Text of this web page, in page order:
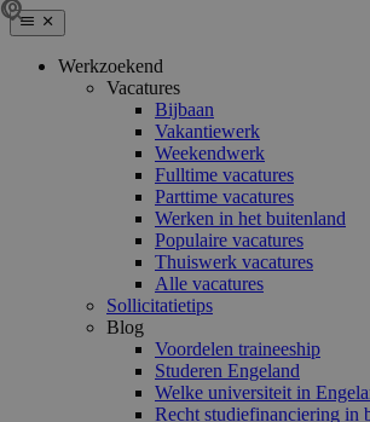
Werkzoekend
Vacatures
Bijbaan
Vakantiewerk
Weekendwerk
Fulltime vacatures
Parttime vacatures
Werken in het buitenland
Populaire vacatures
Thuiswerk vacatures
Alle vacatures
Sollicitatietips
Blog
Voordelen traineeship
Studeren Engeland
Welke universiteit in
Recht studiefinanciering in